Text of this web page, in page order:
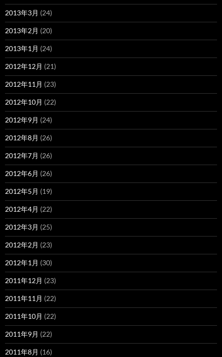
2013年3月 (24)
2013年2月 (20)
2013年1月 (24)
2012年12月 (21)
2012年11月 (23)
2012年10月 (22)
2012年9月 (24)
2012年8月 (26)
2012年7月 (26)
2012年6月 (26)
2012年5月 (19)
2012年4月 (22)
2012年3月 (25)
2012年2月 (23)
2012年1月 (30)
2011年12月 (23)
2011年11月 (22)
2011年10月 (22)
2011年9月 (22)
2011年8月 (16)